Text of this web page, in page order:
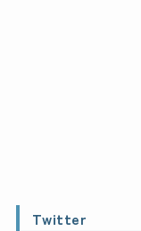
Twitter